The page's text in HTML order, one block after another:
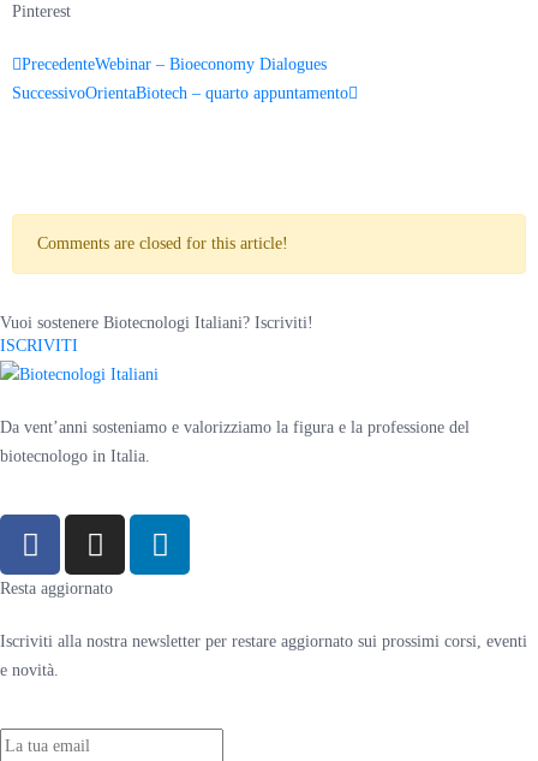
Pinterest
PrecedenteWebinar – Bioeconomy Dialogues
SuccessivoOrientaBiotech – quarto appuntamento
Comments are closed for this article!
Vuoi sostenere Biotecnologi Italiani? Iscriviti!
ISCRIVITI
Da vent’anni sosteniamo e valorizziamo la figura e la professione del
biotecnologo in Italia.
Resta aggiornato
Iscriviti alla nostra newsletter per restare aggiornato sui prossimi corsi, eventi
e novità.